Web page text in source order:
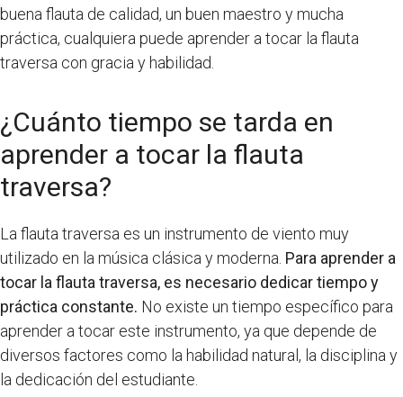
buena flauta de calidad, un buen maestro y mucha
práctica, cualquiera puede aprender a tocar la flauta
traversa con gracia y habilidad.
¿Cuánto tiempo se tarda en
aprender a tocar la flauta
traversa?
La flauta traversa es un instrumento de viento muy
utilizado en la música clásica y moderna. Para aprender a
tocar la flauta traversa, es necesario dedicar tiempo y
práctica constante. No existe un tiempo específico para
aprender a tocar este instrumento, ya que depende de
diversos factores como la habilidad natural, la disciplina y
la dedicación del estudiante.